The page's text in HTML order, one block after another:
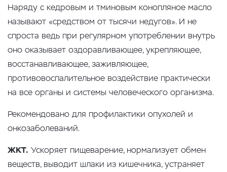
Наряду с кедровым и тминовым конопляное масло
называют «средством от тысячи недугов». И не
спроста ведь при регулярном употреблении внутрь
оно оказывает оздоравливающее, укрепляющее,
восстанавливающее, заживляющее,
противовоспалительное воздействие практически
на все органы и системы человеческого организма.
Рекомендовано для профилактики опухолей и
онкозаболеваний.
ЖКТ. Ускоряет пищеварение, нормализует обмен
веществ, выводит шлаки из кишечника, устраняет